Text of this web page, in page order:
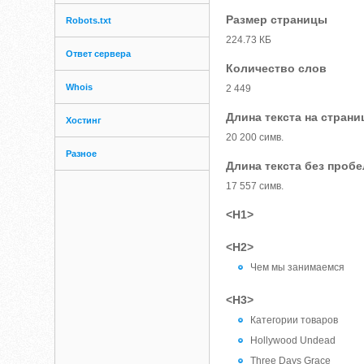
Robots.txt
Ответ сервера
Whois
Хостинг
Разное
Размер страницы
224.73 КБ
Количество слов
2 449
Длина текста на
20 200 симв.
Длина текста без
17 557 симв.
<H1>
<H2>
Чем мы занимаемся
<H3>
Категории товаров
Hollywood Undead
Three Days Grace